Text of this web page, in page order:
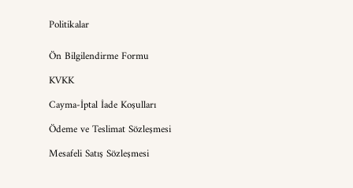
Politikalar
Ön Bilgilendirme Formu
KVKK
Cayma-İptal İade Koşulları
Ödeme ve Teslimat Sözleşmesi
Mesafeli Satış Sözleşmesi